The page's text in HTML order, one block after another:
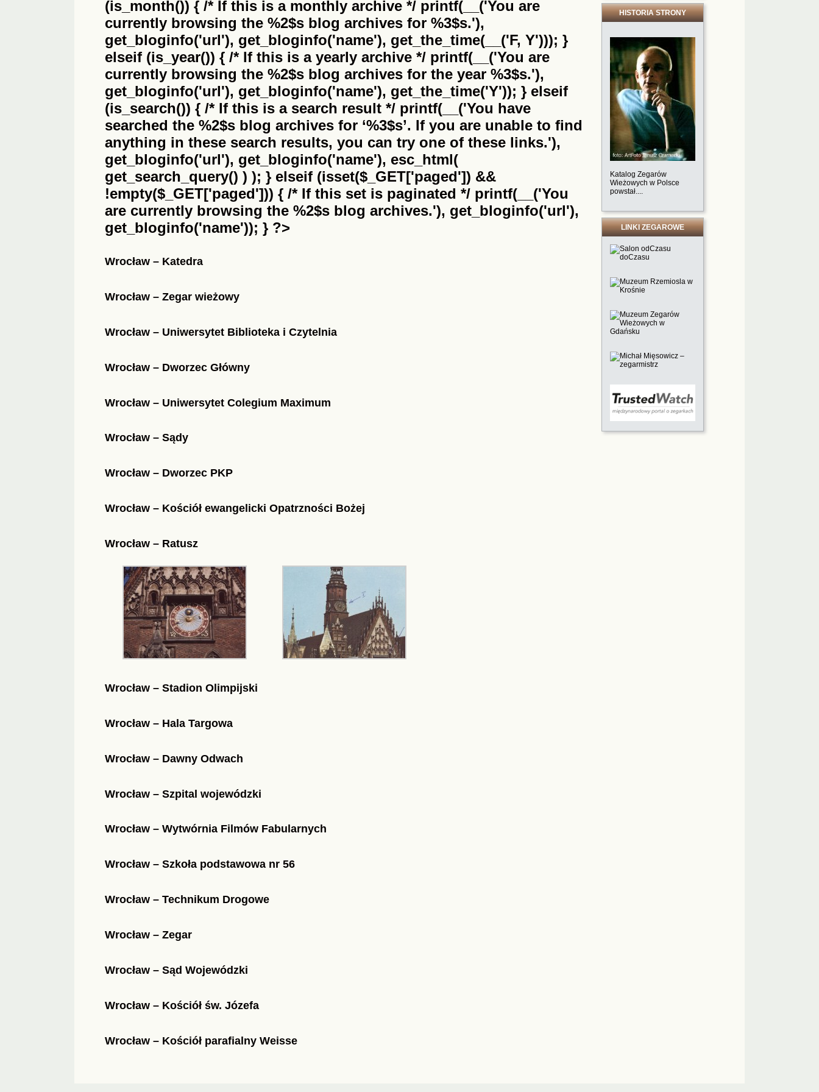
(is_month()) { /* If this is a monthly archive */ printf(__('You are
currently browsing the %2$s blog archives for %3$s.'),
get_bloginfo('url'), get_bloginfo('name'), get_the_time(__('F, Y'))); }
elseif (is_year()) { /* If this is a yearly archive */ printf(__('You are
currently browsing the %2$s blog archives for the year %3$s.'),
get_bloginfo('url'), get_bloginfo('name'), get_the_time('Y')); } elseif
(is_search()) { /* If this is a search result */ printf(__('You have
searched the %2$s blog archives for ‘%3$s’. If you are unable to find
anything in these search results, you can try one of these links.'),
get_bloginfo('url'), get_bloginfo('name'), esc_html(
get_search_query() ) ); } elseif (isset($_GET['paged']) &&
!empty($_GET['paged'])) { /* If this set is paginated */ printf(__('You
are currently browsing the %2$s blog archives.'), get_bloginfo('url'),
get_bloginfo('name')); } ?>
Wrocław – Katedra
Wrocław – Zegar wieżowy
Wrocław – Uniwersytet Biblioteka i Czytelnia
Wrocław – Dworzec Główny
Wrocław – Uniwersytet Colegium Maximum
Wrocław – Sądy
Wrocław – Dworzec PKP
Wrocław – Kościół ewangelicki Opatrzności Bożej
Wrocław – Ratusz
Wrocław – Stadion Olimpijski
Wrocław – Hala Targowa
Wrocław – Dawny Odwach
Wrocław – Szpital wojewódzki
Wrocław – Wytwórnia Filmów Fabularnych
Wrocław – Szkoła podstawowa nr 56
Wrocław – Technikum Drogowe
Wrocław – Zegar
Wrocław – Sąd Wojewódzki
Wrocław – Kościół św. Józefa
Wrocław – Kościół parafialny Weisse
HISTORIA STRONY
Katalog Zegarów
Wieżowych w Polsce
powstał....
LINKI ZEGAROWE